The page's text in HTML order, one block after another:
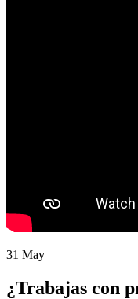
31 May
¿Trabajas con